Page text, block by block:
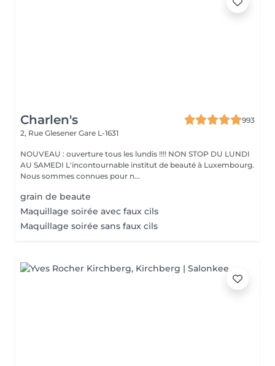
Charlen's
993
2, Rue Glesener Gare L-1631
NOUVEAU : ouverture tous les lundis !!!! NON STOP DU LUNDI
AU SAMEDI L'incontournable institut de beauté à Luxembourg.
Nous sommes connues pour n...
grain de beaute
Maquillage soirée avec faux cils
Maquillage soirée sans faux cils